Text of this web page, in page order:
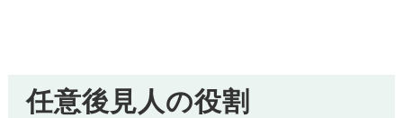
任意後見人の役割